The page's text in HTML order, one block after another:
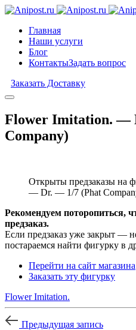
Главная
Наши услуги
Блог
КонтактыЗадать вопрос
Заказать Доставку
Flower Imitation. —
Company)
Открыты предзаказы на
— Dr. — 1/7 (Phat
Рекомендуем поторопиться,
предзаказ.
Если предзаказ уже закрыт —
постараемся найти фигурку в
Перейти на сайт магазина
Заказать эту фигурку
Flower Imitation.
Предыдущая запись